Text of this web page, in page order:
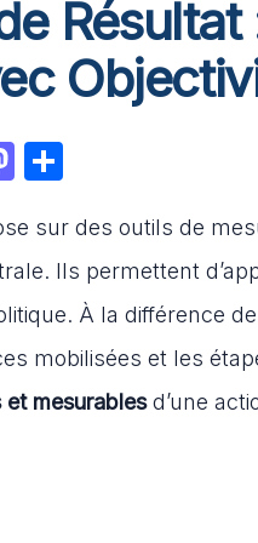
M
st
o
d
o
n
ta
g
er
sur des outils de
Ils permettent
À la différence
mobilisées et les
mesurablesd’une